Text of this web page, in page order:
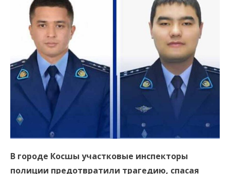
В городе Косшы участковые инспекторы
полиции предотвратили трагедию, спасая